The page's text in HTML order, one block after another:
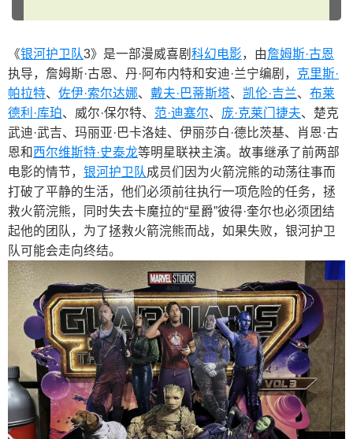
《银河护卫队3》是一部漫威喜剧 科幻电影，由詹姆斯·古恩
执导，詹姆斯·古恩、丹·阿布内特和安迪·兰宁编剧， 克里斯·
帕拉特、 佐伊·索尔达娜、 戴夫·巴蒂斯塔、 凯伦·吉兰、 布莱
德利·库珀、威尔·保尔特、 范·迪塞尔、 庞·克莱门捷夫、楚克
武迪·武吉、玛丽亚·巴卡洛娃、伊丽莎白·德比茨基、肖恩·古
恩和 西尔维斯特·史泰龙等明星联袂主演。故事继承了前两部
电影的情节， 银河护卫队成员们因为火箭浣熊的动荡往事而
打破了平静的生活，他们必须前往执行一项危险的任务，拯
救火箭浣熊，同时失去卡魔拉的“星爵”彼得·奎尔也必须团结
起他的团队，为了拯救火箭浣熊而战，如果失败，银河护卫
队可能会走向终结。